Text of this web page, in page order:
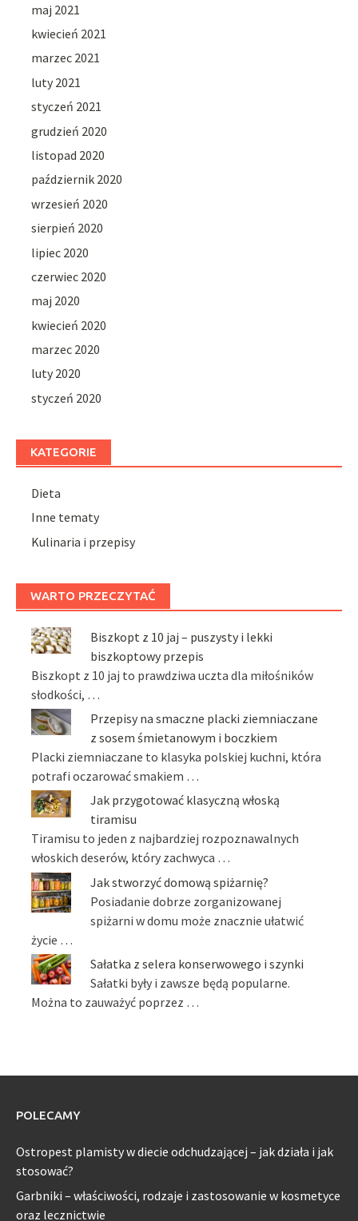
maj 2021
kwiecień 2021
marzec 2021
luty 2021
styczeń 2021
grudzień 2020
listopad 2020
październik 2020
wrzesień 2020
sierpień 2020
lipiec 2020
czerwiec 2020
maj 2020
kwiecień 2020
marzec 2020
luty 2020
styczeń 2020
KATEGORIE
Dieta
Inne tematy
Kulinaria i przepisy
WARTO PRZECZYTAĆ
Biszkopt z 10 jaj – puszysty i lekki
biszkoptowy przepis
Biszkopt z 10 jaj to prawdziwa uczta dla miłośników
słodkości, …
Przepisy na smaczne placki ziemniaczane
z sosem śmietanowym i boczkiem
Placki ziemniaczane to klasyka polskiej kuchni, która
potrafi oczarować smakiem …
Jak przygotować klasyczną włoską
tiramisu
Tiramisu to jeden z najbardziej rozpoznawalnych
włoskich deserów, który zachwyca …
Jak stworzyć domową spiżarnię?
Posiadanie dobrze zorganizowanej
spiżarni w domu może znacznie ułatwić
życie …
Sałatka z selera konserwowego i szynki
Sałatki były i zawsze będą popularne.
Można to zauważyć poprzez …
POLECAMY
Ostropest plamisty w diecie odchudzającej – jak działa i jak
stosować?
Garbniki – właściwości, rodzaje i zastosowanie w kosmetyce
oraz lecznictwie